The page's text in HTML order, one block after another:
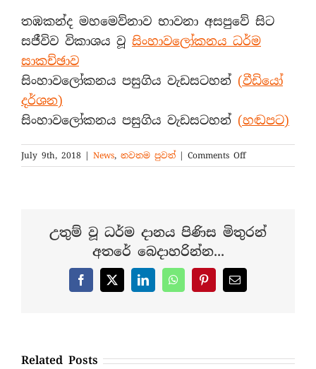
තඹකන්ද මහමෙව්නාව භාවනා අසපුවේ සිට
සජීවිව විකාශය වූ සිංහාවලෝකනය ධර්ම
සාකච්ඡාව
සිංහාවලෝකනය පසුගිය වැඩසටහන් (වීඩියෝ
දර්ශන)
සිංහාවලෝකනය පසුගිය වැඩසටහන් (හඬපට)
July 9th, 2018 | News, නවතම පුවත් | Comments Offon
තඹකන්ද
විවෘත
කිරීමේ
(ඡායාරූප)
උතුම් වූ ධර්ම දානය පිණිස මිතුරන්
අතරේ බෙදාහරින්න...
Facebook
X LinkedInWhatsAppPinterestEmail
Related Posts